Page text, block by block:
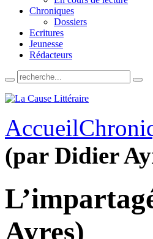
Chroniques
Dossiers
Ecritures
Jeunesse
Rédacteurs
Accueil
(par Didier
Ayres)